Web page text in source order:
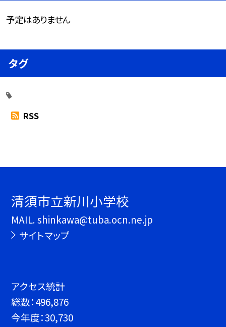
予定はありません
タグ
RSS
清須市立新川小学校
MAIL. shinkawa@tuba.ocn.ne.jp
サイトマップ
アクセス統計
総数：496,876
今年度：30,730